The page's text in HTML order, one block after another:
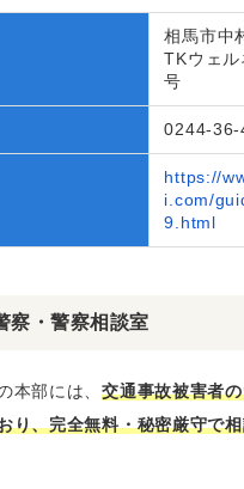
相馬市中
TKウェル
号
0244-36-
https://
i.com/
9.html
察・警察相談室
本部には、交通事故被害者
り、完全無料・秘密厳守で